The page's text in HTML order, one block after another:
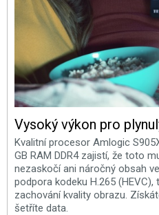
Vysoký výkon pro
Kvalitní procesor Amlogic
GB RAM DDR4 zajistí, že toto
nezaskočí ani náročný obsah
podpora kodeku H.265
zachování kvality obrazu.
šetříte data.